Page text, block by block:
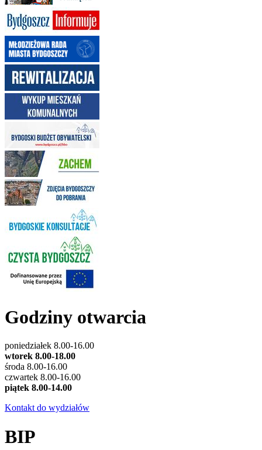
Godziny otwarcia
poniedziałek 8.00-16.00
wtorek 8.00-18.00
środa 8.00-16.00
czwartek 8.00-16.00
piątek 8.00-14.00
Kontakt do wydziałów
BIP